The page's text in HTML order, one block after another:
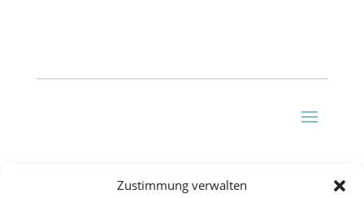
Zustimmung verwalten